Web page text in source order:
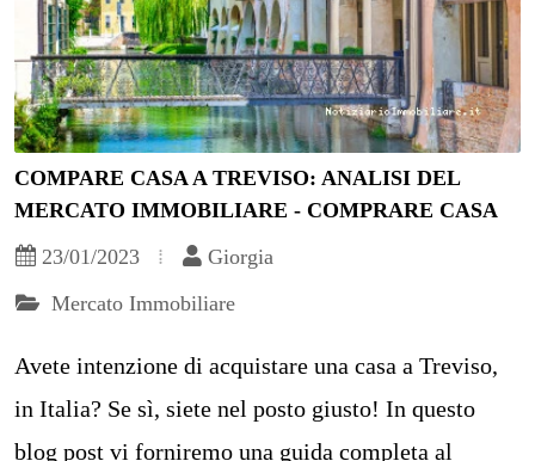
COMPARE CASA A TREVISO: ANALISI DEL
MERCATO IMMOBILIARE - COMPRARE CASA
23/01/2023
Giorgia
Mercato Immobiliare
Avete intenzione di acquistare una casa a Treviso,
in Italia? Se sì, siete nel posto giusto! In questo
blog post vi forniremo una guida completa al